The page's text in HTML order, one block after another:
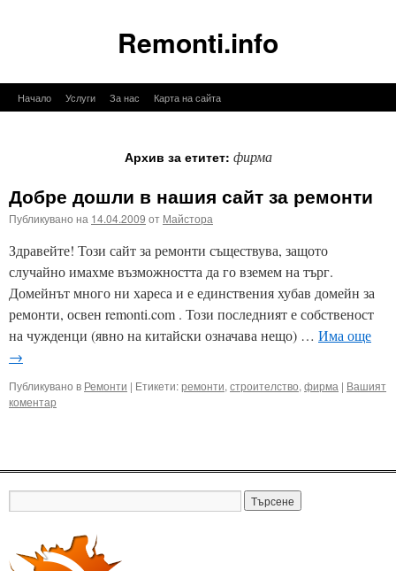
Remonti.info
КъмНачало Услуги За нас Карта на сайта
Архив за етитет: фирма
Добре дошли в нашия сайт за ремонти
Публикувано на 14.04.2009 от Майстора
Здравейте! Този сайт за ремонти съществува, защото
случайно имахме възможността да го вземем на търг.
Домейнът много ни хареса и е единствения хубав домейн за
ремонти, освен remonti.com . Този последният е собственост
на чужденци (явно на китайски означава нещо) … Има още
→
Публикувано в Ремонти | Етикети:ремонти, строителство, фирма | Вашият
коментар